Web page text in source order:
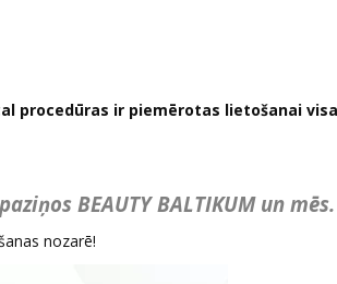
procedūras ir piemērotas lietošanai
BEAUTY BALTIKUM un mēs.
nozarē!